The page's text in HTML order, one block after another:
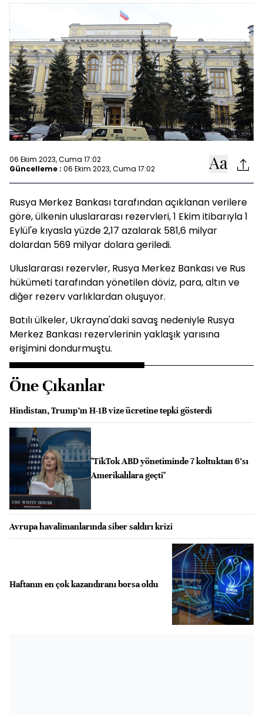
06 Ekim 2023, Cuma 17:02
Güncelleme : 06 Ekim 2023, Cuma 17:02
Rusya Merkez Bankası tarafından açıklanan verilere
göre, ülkenin uluslararası rezervleri, 1 Ekim itibarıyla 1
Eylül'e kıyasla yüzde 2,17 azalarak 581,6 milyar
dolardan 569 milyar dolara geriledi.
Uluslararası rezervler, Rusya Merkez Bankası ve Rus
hükümeti tarafından yönetilen döviz, para, altın ve
diğer rezerv varlıklardan oluşuyor.
Batılı ülkeler, Ukrayna'daki savaş nedeniyle Rusya
Merkez Bankası rezervlerinin yaklaşık yarısına
erişimini dondurmuştu.
Öne Çıkanlar
Hindistan, Trump’ın H-1B vize ücretine tepki gösterdi
"TikTok ABD yönetiminde 7 koltuktan 6’sı
Amerikalılara geçti"
Avrupa havalimanlarında siber saldırı krizi
Haftanın en çok kazandıranı borsa oldu